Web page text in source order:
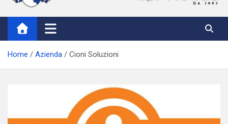
Tutti i Cioni nel Mondo
Where Cioni`s come from
Home Azienda Cioni Soluzioni